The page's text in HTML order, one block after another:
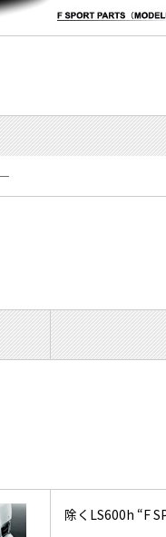
除くLS600h “F